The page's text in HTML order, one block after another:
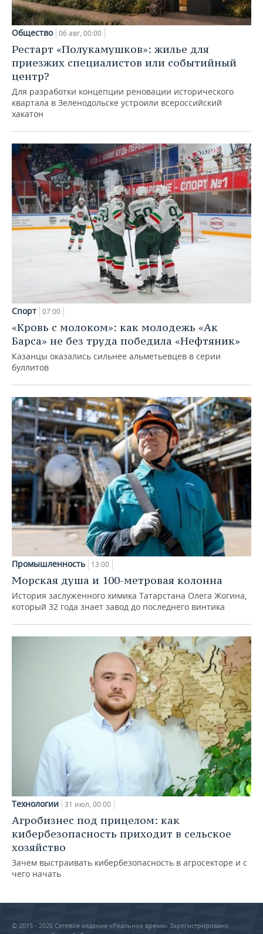
Общество 06 авг, 00:00
Рестарт «Полукамушков»: жилье для
приезжих специалистов или событийный
центр?
Для разработки концепции реновации исторического
квартала в Зеленодольске устроили всероссийский
хакатон
Спорт 07:00
«Кровь с молоком»: как молодежь «Ак
Барса» не без труда победила «Нефтяник»
Казанцы оказались сильнее альметьевцев в серии
буллитов
Промышленность 13:00
Морская душа и 100-метровая колонна
История заслуженного химика Татарстана Олега Жогина,
который 32 года знает завод до последнего винтика
Технологии 31 июл, 00:00
Агробизнес под прицелом: как
кибербезопасность приходит в сельское
хозяйство
Зачем выстраивать кибербезопасность в агросекторе и с
чего начать
© 2015 - 2026 Сетевое издание «Реальное время» Зарегистрировано